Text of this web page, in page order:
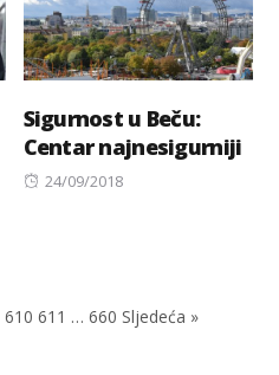
Sigurnost u Beču:
Centar najnesigurniji
Posted
24/09/2018
610 611 … 660 Sljedeća »